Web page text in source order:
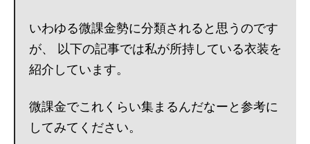
いわゆる微課金勢に分類されると思うのです
が、 以下の記事では私が所持している衣装を
紹介しています。
微課金でこれくらい集まるんだなーと参考に
してみてください。